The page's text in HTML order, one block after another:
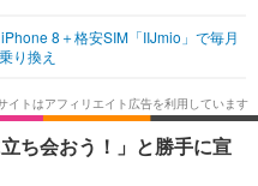
その他
韓国・芸能
スポーツ
グルメ
ショッピング
8＋格安SIM「IIJmio」で毎月
り換え
ち会おう！」と勝手に宣